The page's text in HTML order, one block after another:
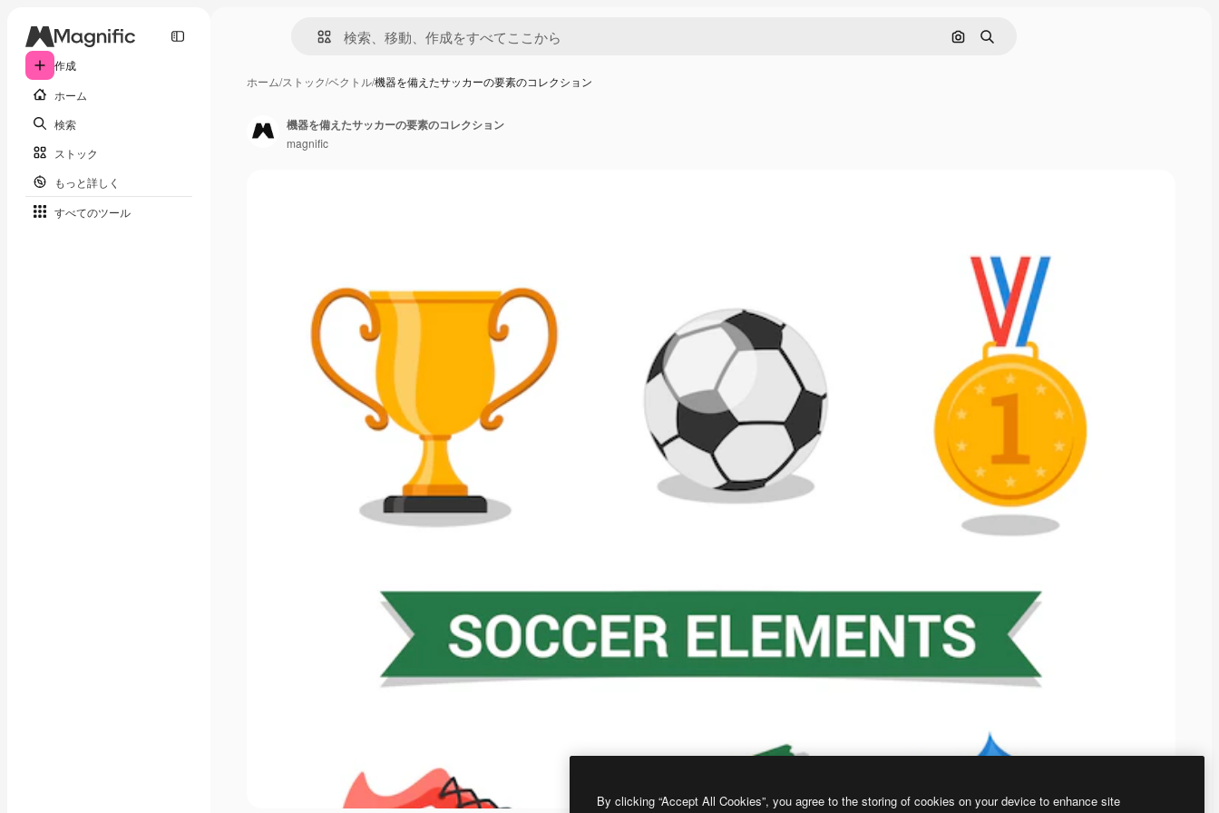
作成
ホーム
検索
ストック
もっと詳しく
すべてのツール
画像で検索
検索
ホーム/ストック/ベクトル/機器を備えたサッカーの要素のコレクション
機器を備えたサッカーの要素のコレクション
magnific
By clicking “Accept All Cookies”, you agree to the storing of cookies on your device to enhance site